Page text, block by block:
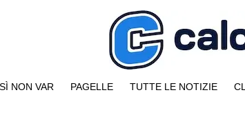
NON VAR PAGELLE TUTTE LE NOTIZIE